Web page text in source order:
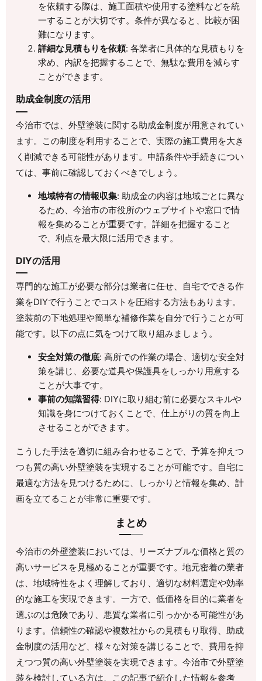
を依頼する際は、施工面積や使用する塗料などを統
一することが大切です。条件が異なると、比較が困
難になります。
詳細な見積もりを依頼: 各業者に具体的な見積もりを
求め、内訳を把握することで、無駄な費用を減らす
ことができます。
助成金制度の活用
今治市では、外壁塗装に関する助成金制度が用意されてい
ます。この制度を利用することで、実際の施工費用を大き
く削減できる可能性があります。申請条件や手続きについ
ては、事前に確認しておくべきでしょう。
地域特有の情報収集: 助成金の内容は地域ごとに異な
るため、今治市の市役所のウェブサイトや窓口で情
報を集めることが重要です。詳細を把握すること
で、利点を最大限に活用できます。
DIYの活用
専門的な施工が必要な部分は業者に任せ、自宅でできる作
業をDIYで行うことでコストを圧縮する方法もあります。
塗装前の下地処理や簡単な補修作業を自分で行うことが可
能です。以下の点に気をつけて取り組みましょう。
安全対策の徹底: 高所での作業の場合、適切な安全対
策を講じ、必要な道具や保護具をしっかり用意する
ことが大事です。
事前の知識習得: DIYに取り組む前に必要なスキルや
知識を身につけておくことで、仕上がりの質を向上
させることができます。
こうした手法を適切に組み合わせることで、予算を抑えつ
つも質の高い外壁塗装を実現することが可能です。自宅に
最適な方法を見つけるために、しっかりと情報を集め、計
画を立てることが非常に重要です。
まとめ
今治市の外壁塗装においては、リーズナブルな価格と質の
高いサービスを見極めることが重要です。地元密着の業者
は、地域特性をよく理解しており、適切な材料選定や効率
的な施工を実現できます。一方で、低価格を目的に業者を
選ぶのは危険であり、悪質な業者に引っかかる可能性があ
ります。信頼性の確認や複数社からの見積もり取得、助成
金制度の活用など、様々な対策を講じることで、費用を抑
えつつ質の高い外壁塗装を実現できます。今治市で外壁塗
装を検討している方は、この記事で紹介した情報を参考